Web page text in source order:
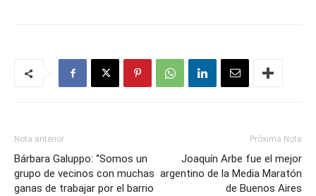
Nota anterior
Bárbara Galuppo: “Somos un
grupo de vecinos con muchas
ganas de trabajar por el barrio
Próxima Nota
Joaquín Arbe fue el mejor
argentino de la Media Maratón
de Buenos Aires